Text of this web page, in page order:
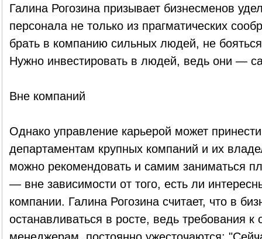
Галина Рогозина призывает бизнесменов
персонала не только из прагматических
брать в компанию сильных людей, не
Нужно инвестировать в людей, ведь они —
Вне компаний
Однако управление карьерой может
департаментам крупных компаний и их
можно рекомендовать и самим заниматься
— вне зависимости от того, есть ли
компании. Галина Рогозина считает, что в
останавливаться в росте, ведь требования